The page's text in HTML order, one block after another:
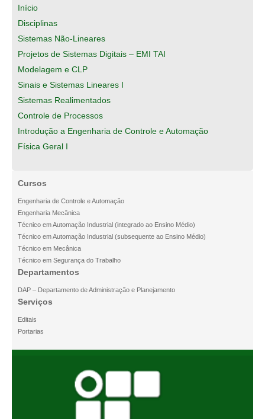
Início
Disciplinas
Sistemas Não-Lineares
Projetos de Sistemas Digitais – EMI TAI
Modelagem e CLP
Sinais e Sistemas Lineares I
Sistemas Realimentados
Controle de Processos
Introdução a Engenharia de Controle e Automação
Física Geral I
Cursos
Engenharia de Controle e Automação
Engenharia Mecânica
Técnico em Automação Industrial (integrado ao Ensino Médio)
Técnico em Automação Industrial (subsequente ao Ensino Médio)
Técnico em Mecânica
Técnico em Segurança do Trabalho
Departamentos
DAP – Departamento de Administração e Planejamento
Serviços
Editais
Portarias